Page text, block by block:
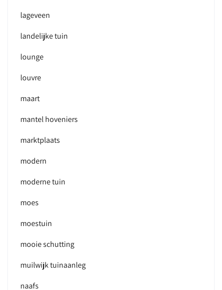
lageveen
landelijke tuin
lounge
louvre
maart
mantel hoveniers
marktplaats
modern
moderne tuin
moes
moestuin
mooie schutting
muilwijk tuinaanleg
naafs